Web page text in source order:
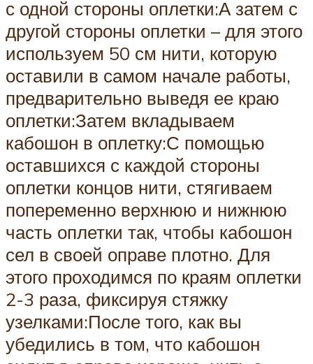
с одной стороны оплетки:А затем с
другой стороны оплетки – для этого
используем 50 см нити, которую
оставили в самом начале работы,
предварительно выведя ее краю
оплетки:Затем вкладываем
кабошон в оплетку:С помощью
оставшихся с каждой стороны
оплетки концов нити, стягиваем
попеременно верхнюю и нижнюю
часть оплетки так, чтобы кабошон
сел в своей оправе плотно. Для
этого проходимся по краям оплетки
2-3 раза, фиксируя стяжку
узелками:После того, как вы
убедились в том, что кабошон